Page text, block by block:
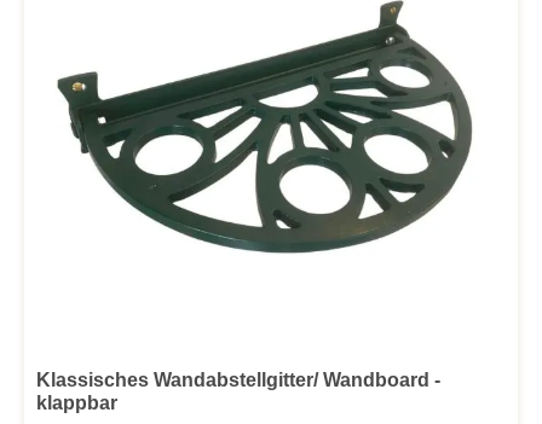
Klassisches Wandabstellgitter/ Wandboard -
klappbar